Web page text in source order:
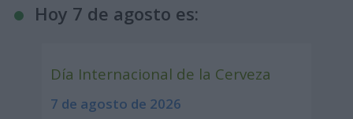
Hoy 7 de agosto es:
Día Internacional de la Cerveza
7 de agosto de 2026